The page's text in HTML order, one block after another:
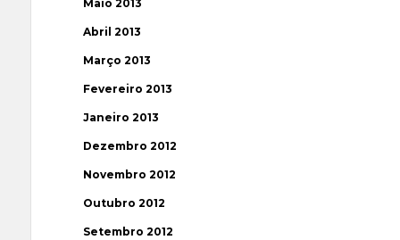
Maio 2013
Abril 2013
Março 2013
Fevereiro 2013
Janeiro 2013
Dezembro 2012
Novembro 2012
Outubro 2012
Setembro 2012